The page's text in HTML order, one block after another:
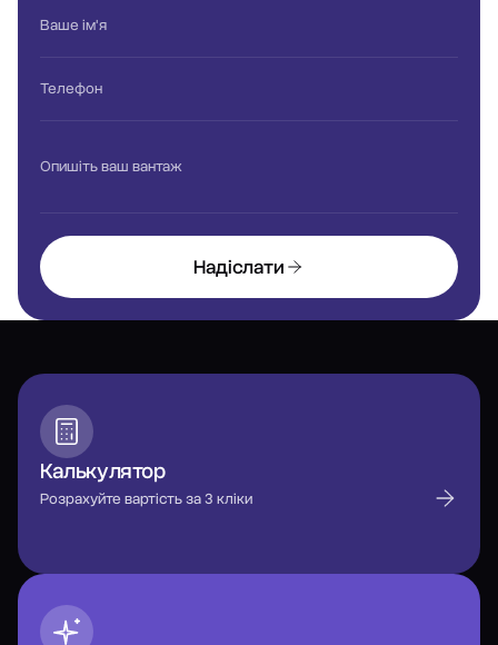
Ваше ім'я
Телефон
Опишіть ваш вантаж
Надіслати
Калькулятор
Розрахуйте вартість за 3 кліки